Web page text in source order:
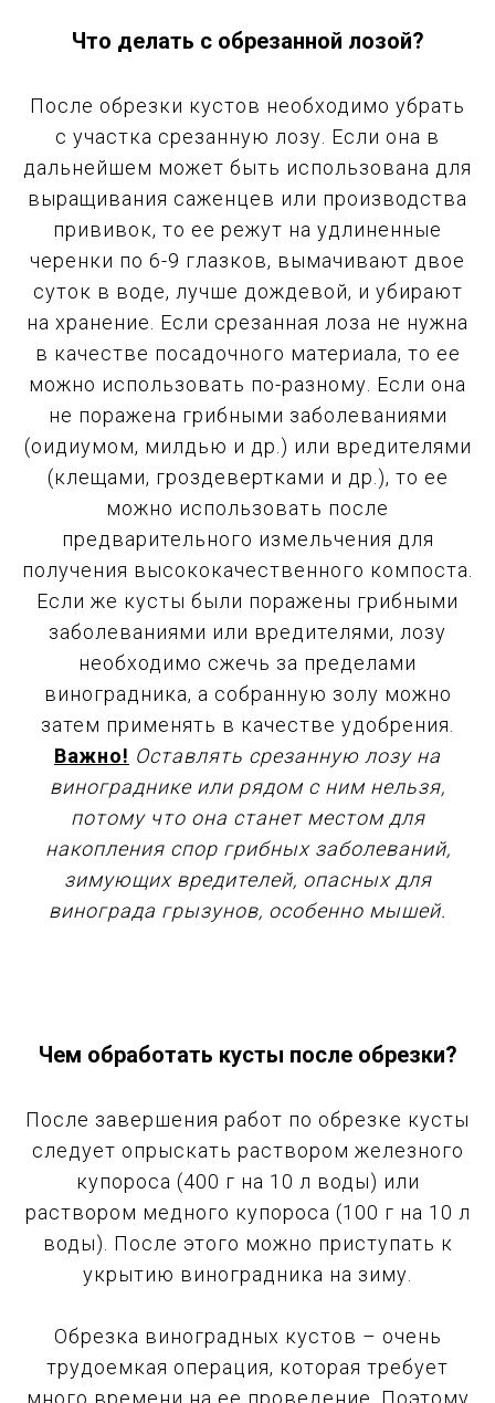
Что делать с обрезанной лозой?
После обрезки кустов необходимо убрать
с участка срезанную лозу. Если она в
дальнейшем может быть использована для
выращивания саженцев или производства
прививок, то ее режут на удлиненные
черенки по 6-9 глазков, вымачивают двое
суток в воде, лучше дождевой, и убирают
на хранение. Если срезанная лоза не нужна
в качестве посадочного материала, то ее
можно использовать по-разному. Если она
не поражена грибными заболеваниями
(оидиумом, милдью и др.) или вредителями
(клещами, гроздевертками и др.), то ее
можно использовать после
предварительного измельчения для
получения высококачественного компоста.
Если же кусты были поражены грибными
заболеваниями или вредителями, лозу
необходимо сжечь за пределами
виноградника, а собранную золу можно
затем применять в качестве удобрения.
Важно! Оставлять срезанную лозу на
винограднике или рядом с ним нельзя,
потому что она станет местом для
накопления спор грибных заболеваний,
зимующих вредителей, опасных для
винограда грызунов, особенно мышей.
Чем обработать кусты после обрезки?
После завершения работ по обрезке кусты
следует опрыскать раствором железного
купороса (400 г на 10 л воды) или
раствором медного купороса (100 г на 10 л
воды). После этого можно приступать к
укрытию виноградника на зиму.
Обрезка виноградных кустов – очень
трудоемкая операция, которая требует
много времени на ее проведение. Поэтому